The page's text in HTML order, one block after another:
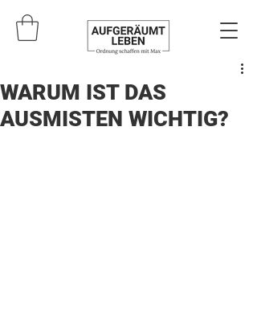
WARUM IST DAS
AUSMISTEN WICHTIG?